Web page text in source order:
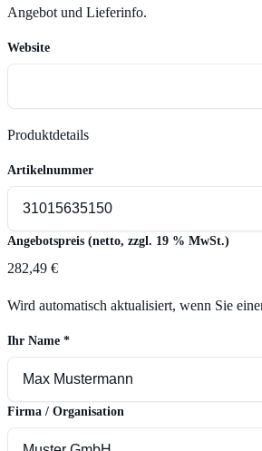
Angebot und Lieferinfo.
Website
Produktdetails
Artikelnummer
Angebotspreis (netto, zzgl. 19 % MwSt.)
282,49 €
Wird automatisch aktualisiert, wenn Sie
Ihr Name *
Firma / Organisation